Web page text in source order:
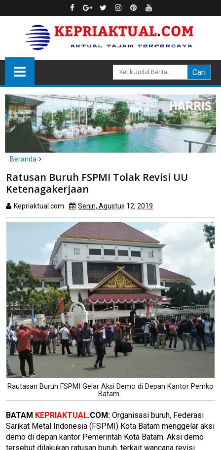
Beranda
Ratusan Buruh FSPMI Tolak Revisi UU Ketenagakerjaan
Ratusan Buruh FSPMI Tolak Revisi UU
Ketenagakerjaan
Kepriaktual.com Senin, Agustus 12, 2019
Rautasan Buruh FSPMI Gelar Aksi Demo di Depan Kantor Pemko
Batam.
BATAM KEPRIAKTUAL.COM: Organisasi buruh, Federasi
Sarikat Metal Indonesia (FSPMI) Kota Batam menggelar aksi
demo di depan kantor Pemerintah Kota Batam. Aksi demo
tersebut dilakukan ratusan buruh, terkait wancana revisi